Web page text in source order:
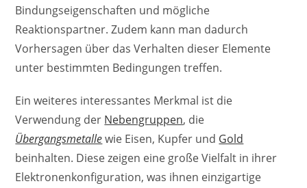
Bindungseigenschaften und mögliche
Reaktionspartner. Zudem kann man dadurch
Vorhersagen über das Verhalten dieser Elemente
unter bestimmten Bedingungen treffen.
Ein weiteres interessantes Merkmal ist die
Verwendung der Nebengruppen, die
Übergangsmetallewie Eisen, Kupfer und Gold
beinhalten. Diese zeigen eine große Vielfalt in ihrer
Elektronenkonfiguration, was ihnen einzigartige